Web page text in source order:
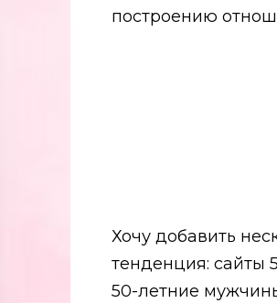
построению
Хочу добавить
тенденция: сайты
50-летние